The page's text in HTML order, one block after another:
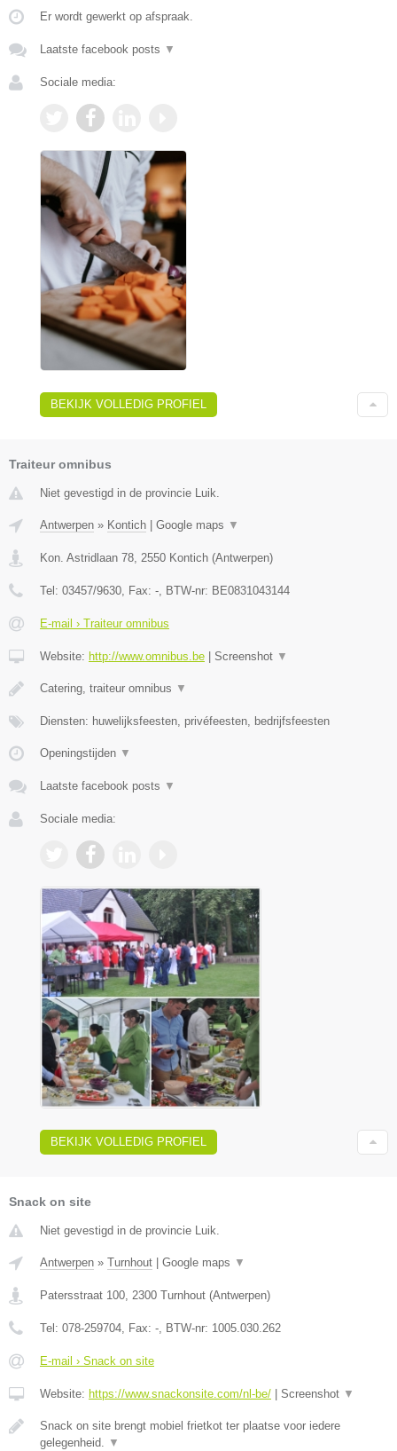
Er wordt gewerkt op afspraak.
Laatste facebook posts ▼
Sociale media:
BEKIJK VOLLEDIG PROFIEL
Traiteur omnibus
Niet gevestigd in de provincie Luik.
Antwerpen » Kontich | Google maps ▼
Kon. Astridlaan 78 2550 Kontich (Antwerpen)
Tel: 03457/9630 , Fax: - , BTW-nr: BE0831043144
E-mail › Traiteur omnibus
Website: http://www.omnibus.be | Screenshot ▼
Catering, traiteur omnibus ▼
Diensten: huwelijksfeesten, privéfeesten, bedrijfsfeesten
Openingstijden ▼
Laatste facebook posts ▼
Sociale media:
BEKIJK VOLLEDIG PROFIEL
Snack on site
Niet gevestigd in de provincie Luik.
Antwerpen » Turnhout | Google maps ▼
Patersstraat 100 2300 Turnhout (Antwerpen)
Tel: 078-259704 , Fax: - , BTW-nr: 1005.030.262
E-mail › Snack on site
Website: https://www.snackonsite.com/nl-be/ | Screenshot ▼
Snack on site brengt mobiel frietkot ter plaatse voor iedere
gelegenheid.
▼